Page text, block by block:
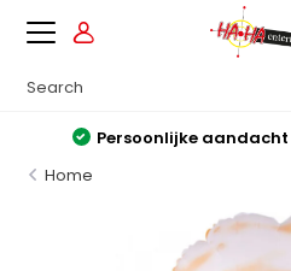
Persoonlijke aandacht
Home